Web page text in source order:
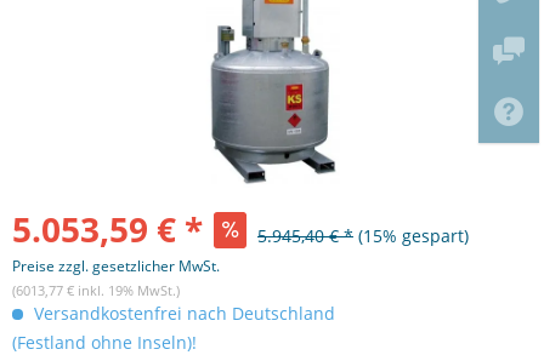
5.053,59 € * 5.945,40 € * (15% gespart)
Preise zzgl. gesetzlicher MwSt.
(6013,77 € inkl. 19% MwSt.)
Versandkostenfrei nach Deutschland
(Festland ohne Inseln)!